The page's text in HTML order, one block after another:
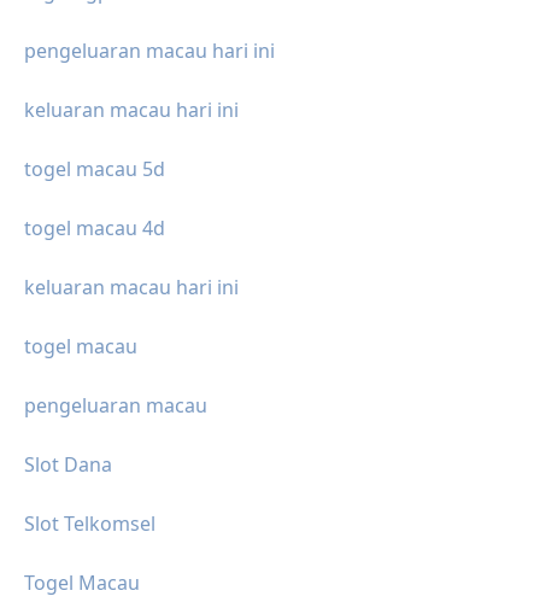
pengeluaran macau hari ini
keluaran macau hari ini
togel macau 5d
togel macau 4d
keluaran macau hari ini
togel macau
pengeluaran macau
Slot Dana
Slot Telkomsel
Togel Macau